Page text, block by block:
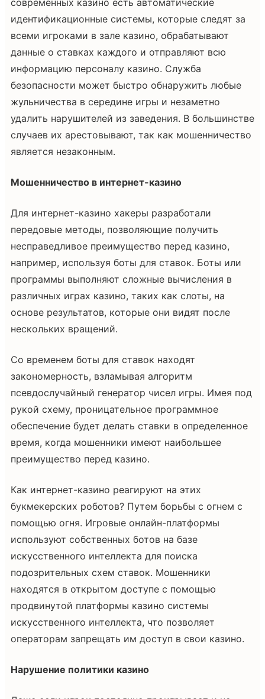
идентификационные системы, которые следят за
всеми игроками в зале казино, обрабатывают
данные о ставках каждого и отправляют всю
информацию персоналу казино. Служба
безопасности может быстро обнаружить любые
жульничества в середине игры и незаметно
удалить нарушителей из заведения. В большинстве
случаев их арестовывают, так как мошенничество
является незаконным.
Мошенничество в интернет-казино
Для интернет-казино хакеры разработали
передовые методы, позволяющие получить
несправедливое преимущество перед казино,
например, используя боты для ставок. Боты или
программы выполняют сложные вычисления в
различных играх казино, таких как слоты, на
основе результатов, которые они видят после
нескольких вращений.
Со временем боты для ставок находят
закономерность, взламывая алгоритм
псевдослучайный генератор чисел игры. Имея под
рукой схему, проницательное программное
обеспечение будет делать ставки в определенное
время, когда мошенники имеют наибольшее
преимущество перед казино.
Как интернет-казино реагируют на этих
букмекерских роботов? Путем борьбы с огнем с
помощью огня. Игровые онлайн-платформы
используют собственных ботов на базе
искусственного интеллекта для поиска
подозрительных схем ставок. Мошенники
находятся в открытом доступе с помощью
продвинутой платформы казино системы
искусственного интеллекта, что позволяет
операторам запрещать им доступ в свои казино.
Нарушение политики казино